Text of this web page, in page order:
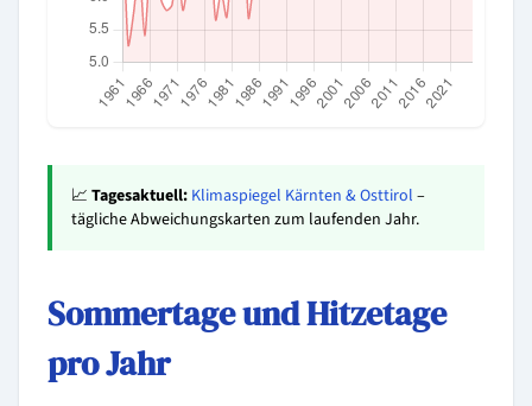
📈 Tagesaktuell: Klimaspiegel Kärnten & Osttirol –
tägliche Abweichungskarten zum laufenden Jahr.
Sommertage und Hitzetage
pro Jahr